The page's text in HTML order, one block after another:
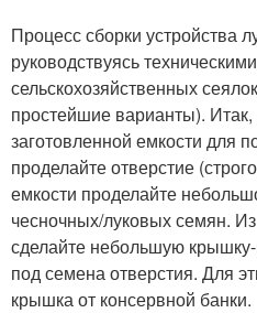
Процесс сборки устройства
руководствуясь
сельскохозяйственных
простейшие варианты).
заготовленной емкости для
проделайте отверстие
емкости проделайте
чесночных/луковых семян. Из
сделайте небольшую
под семена отверстия. Для
крышка от консервной банки.